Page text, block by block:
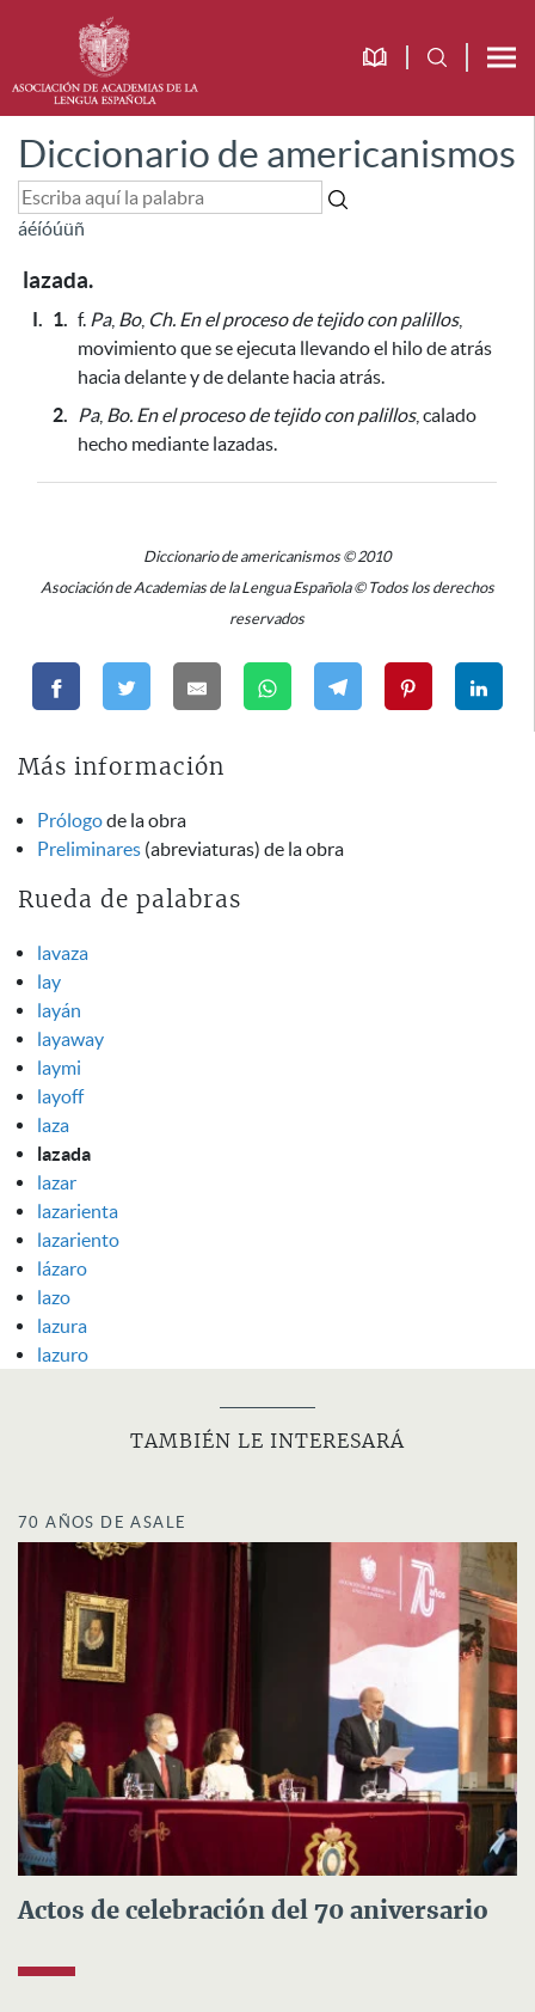
Diccionario de americanismos
áéíóúüñ
lazada.
I. 1. f. Pa, Bo, Ch. En el proceso de tejido con palillos,
movimiento que se ejecuta llevando el hilo de atrás
hacia delante y de delante hacia atrás.
2.
Pa, Bo. En el proceso de tejido con palillos, calado
hecho mediante lazadas.
Diccionario de americanismos © 2010
Asociación de Academias de la Lengua Española © Todos los derechos
reservados
Más información
Prólogode la obra
Preliminares (abreviaturas) de la obra
Rueda de palabras
lavaza
lay
layán
layaway
laymi
layoff
laza
lazada
lazar
lazarienta
lazariento
lázaro
lazo
lazura
lazuro
TAMBIÉN LE INTERESARÁ
70 AÑOS DE ASALE
Actos de celebración del 70 aniversario